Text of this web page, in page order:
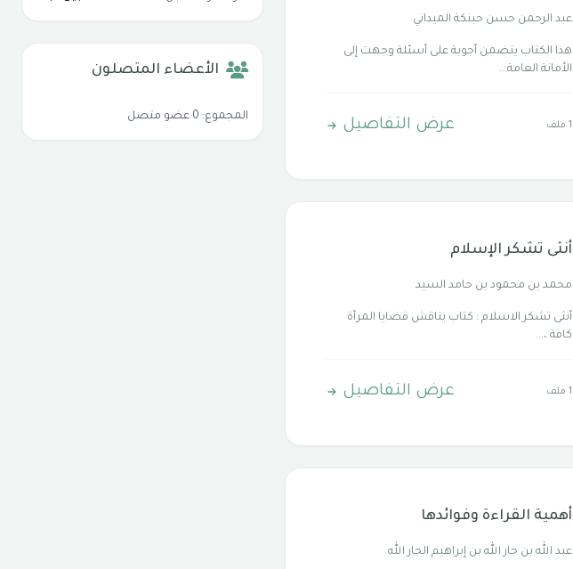
عبد الرحمن حسن حبنكة الميداني
هذا الكتاب يتضمن أجوبة على أسئلة وجهت إلى
الأمانة العامة...
1 ملف عرض التفاصيل
أنثى تشكر الإسلام
محمد بن محمود بن حامد السيد
أنثى تشكر الاسلام : كتاب يناقش قضايا المرأة
كافة ،...
1 ملف عرض التفاصيل
أهمية القراءة وفوائدها
عبد الله بن جار الله بن إبراهيم الجار الله
الأعضاء المتصلون
المجموع: 0 عضو متصل